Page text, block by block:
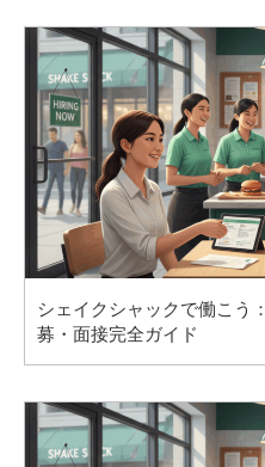
シェイクシャックで働こう
募・面接完全ガイド